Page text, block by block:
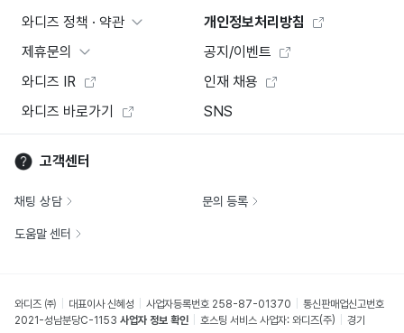
와디즈 정책 · 약관
개인정보처리방침
제휴문의
공지/이벤트
와디즈 IR
인재 채용
와디즈 바로가기
SNS
고객센터
채팅 상담 문의 등록
도움말 센터
와디즈 ㈜ 대표이사 신혜성 사업자등록번호 258-87-01370
통신판매업신고번호
2021-성남분당C-1153 사업자 정보 확인 호스팅 서비스 사업자: 와디즈(주)
경기